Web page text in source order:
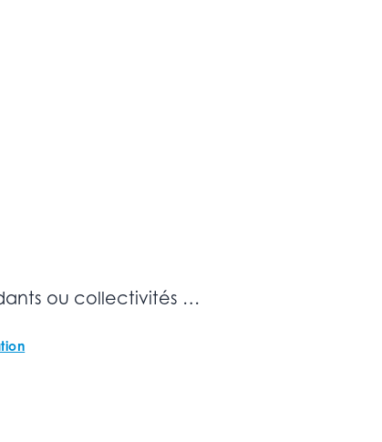
ou collectivités …